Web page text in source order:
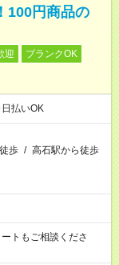
100円商品の
迎
ブランクOK
払いOK
歩 / 高石駅から徒歩
トもご相談くださ